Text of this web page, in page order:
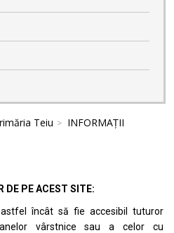
Teiu
INFORMAȚII
DE PE ACEST SITE:
încât să fie accesibil tuturor
vârstnice sau a celor cu